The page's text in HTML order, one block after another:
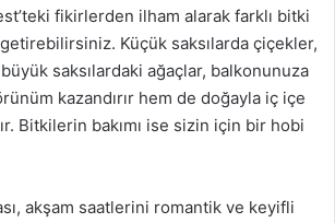
fikirlerden ilham alarak farklı bitki
Küçük saksılarda çiçekler,
saksılardaki ağaçlar, balkonunuza
kazandırır hem de doğayla iç içe
Bitkilerin bakımı ise sizin için bir hobi
akşam saatlerini romantik ve keyifli